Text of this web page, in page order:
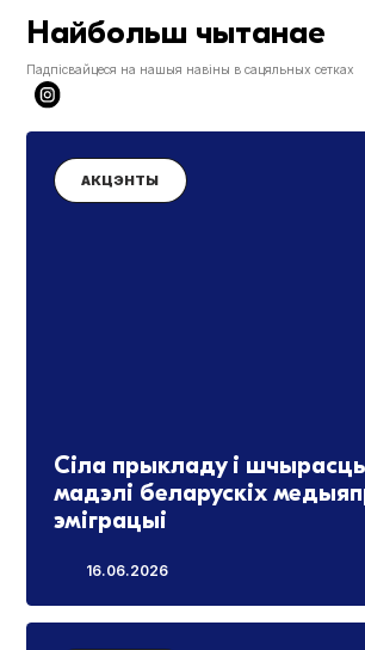
Найбольш чытанае
Падпісвайцеся на нашыя навіны в сацяльных сетках
АКЦЭНТЫ
Сіла прыкладу і
мадэлі беларускіх
эміграцыі
16.06.2026